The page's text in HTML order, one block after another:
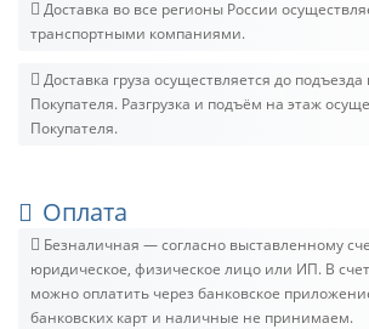
Доставка во все регионы России
транспортными компаниями.
Доставка груза осуществляется до подъезда
Покупателя. Разгрузка и подъём на этаж
Покупателя.
Оплата
Безналичная — согласно выставленному
юридическое, физическое лицо или ИП. В
можно оплатить через банковское
банковских карт и наличные не принимаем.